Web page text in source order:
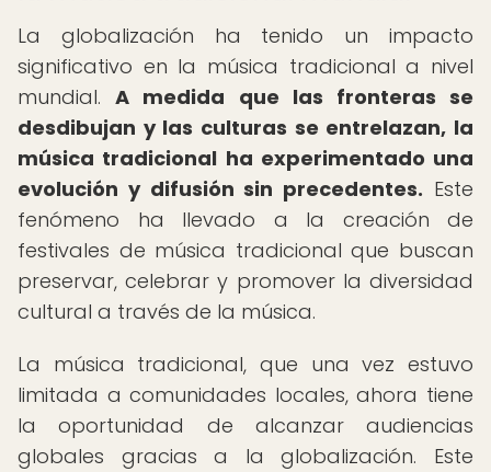
La globalización ha tenido un impacto
significativo en la música tradicional a nivel
mundial.A medida que las fronteras se
desdibujan y las culturas se entrelazan, la
música tradicional ha experimentado una
evolución y difusión sin precedentes. Este
fenómeno ha llevado a la creación de
festivales de música tradicional que buscan
preservar, celebrar y promover la diversidad
cultural a través de la música.
La música tradicional, que una vez estuvo
limitada a comunidades locales, ahora tiene
la oportunidad de alcanzar audiencias
globales gracias a la globalización. Este